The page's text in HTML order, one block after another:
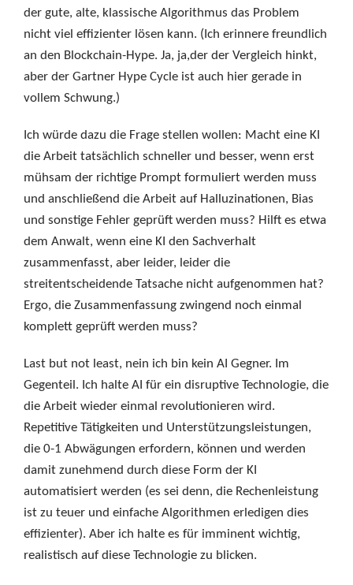
der gute, alte, klassische Algorithmus das Problem
nicht viel effizienter lösen kann. (Ich erinnere freundlich
an den Blockchain-Hype. Ja, ja,der der Vergleich hinkt,
aber der Gartner Hype Cycle ist auch hier gerade in
vollem Schwung.)
Ich würde dazu die Frage stellen wollen: Macht eine KI
die Arbeit tatsächlich schneller und besser, wenn erst
mühsam der richtige Prompt formuliert werden muss
und anschließend die Arbeit auf Halluzinationen, Bias
und sonstige Fehler geprüft werden muss? Hilft es etwa
dem Anwalt, wenn eine KI den Sachverhalt
zusammenfasst, aber leider, leider die
streitentscheidende Tatsache nicht aufgenommen hat?
Ergo, die Zusammenfassung zwingend noch einmal
komplett geprüft werden muss?
Last but not least, nein ich bin kein AI Gegner. Im
Gegenteil. Ich halte AI für ein disruptive Technologie, die
die Arbeit wieder einmal revolutionieren wird.
Repetitive Tätigkeiten und Unterstützungsleistungen,
die 0-1 Abwägungen erfordern, können und werden
damit zunehmend durch diese Form der KI
automatisiert werden (es sei denn, die Rechenleistung
ist zu teuer und einfache Algorithmen erledigen dies
effizienter). Aber ich halte es für imminent wichtig,
realistisch auf diese Technologie zu blicken.